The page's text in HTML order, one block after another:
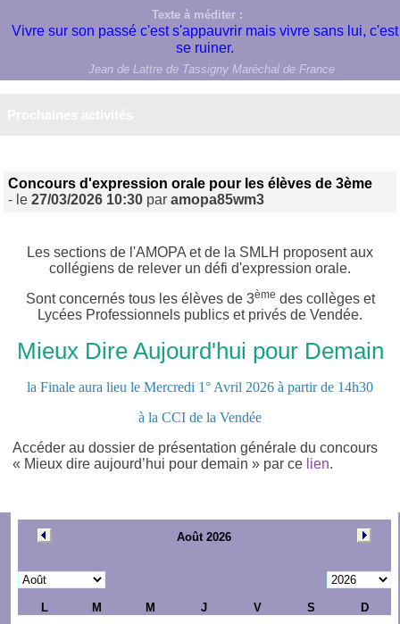
Texte à méditer :
Vivre sur son passé c'est s'appauvrir mais vivre sans lui, c'est
se ruiner.
Jean de Lattre de Tassigny Maréchal de France
Concours d'expression orale pour les élèves de 3ème
- le27/03/2026 10:30 paramopa85wm3
Les sections de l'AMOPA et de la SMLH proposent aux
collégiens de relever un défi d'expression orale.
Sont concernés tous les élèves de 3ème des collèges et
Lycées Professionnels publics et privés de Vendée.
Mieux Dire Aujourd'hui pour Demain
la Finale aura lieu le Mercredi 1° Avril 2026 à partir de 14h30
à la CCI de la Vendée
Accéder au dossier de présentation générale du concours
« Mieux direaujourd’hui pourdemain » par ce lien.